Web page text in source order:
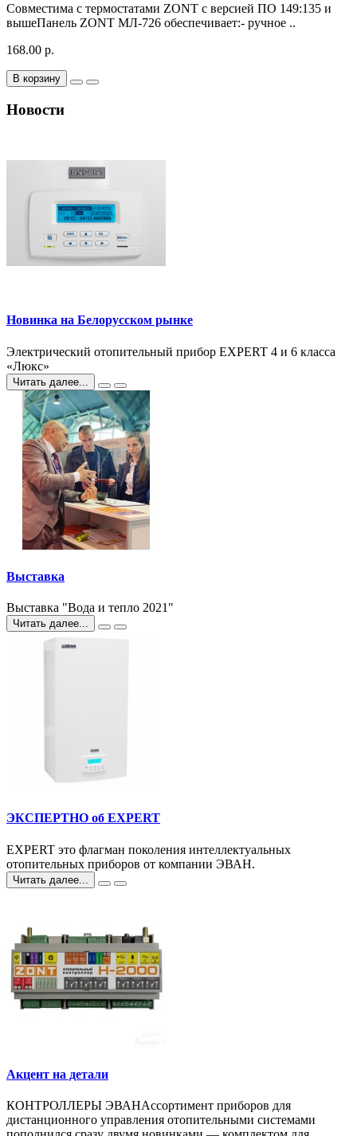
Совместима с термостатами ZONT с версией ПО 149:135 и
вышеПанель ZONT МЛ-726 обеспечивает:- ручное ..
168.00 р.
В корзину
Новости
Новинка на Белорусском рынке
Электрический отопительный прибор EXPERT 4 и 6 класса
«Люкс»
Читать далее...
Выставка
Выставка "Вода и тепло 2021"
Читать далее...
ЭКСПЕРТНО об EXPERT
EXPERT это флагман поколения интеллектуальных
отопительных приборов от компании ЭВАН.
Читать далее...
Акцент на детали
КОНТРОЛЛЕРЫ ЭВАНАссортимент приборов для
дистанционного управления отопительными системами